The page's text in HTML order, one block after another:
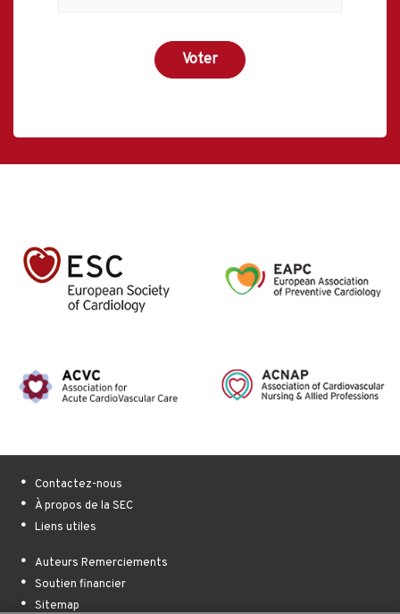
Voter
Contactez-nous
À propos de la SEC
Liens utiles
Auteurs Remerciements
Soutien financier
Sitemap